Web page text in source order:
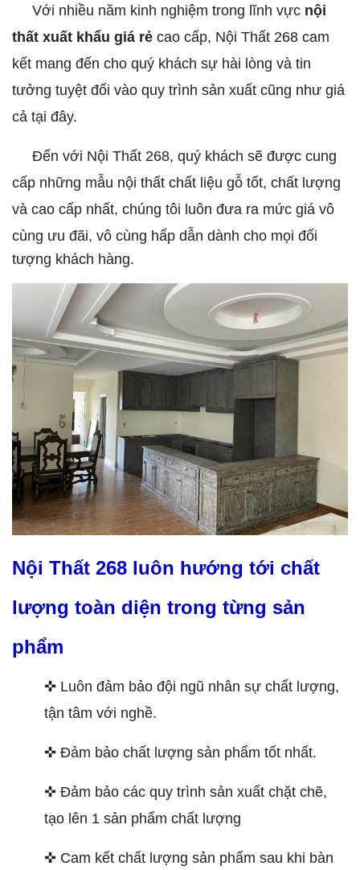
Với nhiều năm kinh nghiệm trong lĩnh vực nội
thất xuất khẩu giá rẻ cao cấp, Nội Thất 268 cam
kết mang đến cho quý khách sự hài lòng và tin
tưởng tuyệt đối vào quy trình sản xuất cũng như giá
cả tại đây.
Đến với Nội Thất 268, quý khách sẽ được cung
cấp những mẫu nội thất chất liệu gỗ tốt, chất lượng
và cao cấp nhất, chúng tôi luôn đưa ra mức giá vô
cùng ưu đãi, vô cùng hấp dẫn dành cho mọi đối
tượng khách hàng.
Nội Thất 268 luôn hướng tới chất
lượng toàn diện trong từng sản
phẩm
✜ Luôn đảm bảo đội ngũ nhân sự chất lượng,
tận tâm với nghề.
✜ Đảm bảo chất lượng sản phẩm tốt nhất.
✜ Đảm bảo các quy trình sản xuất chặt chẽ,
tạo lên 1 sản phẩm chất lượng
✜ Cam kết chất lượng sản phẩm sau khi bàn